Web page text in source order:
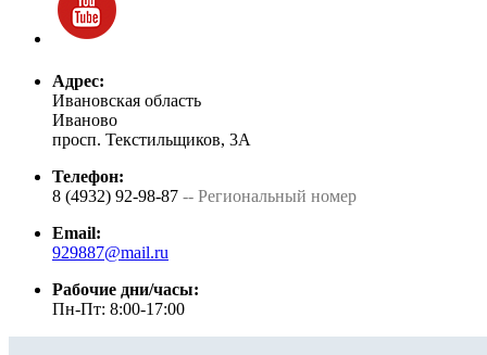
Адрес:
Ивановская область
Иваново
просп. Текстильщиков, 3А
Телефон:
8 (4932) 92-98-87 -- Региональный номер
Email:
929887@mail.ru
Рабочие дни/часы:
Пн-Пт: 8:00-17:00